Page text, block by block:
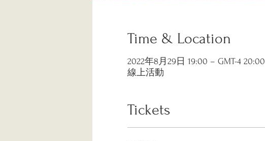
Time & Location
2022年8月29日 19:00 – GMT-4 20:00
線上活動
Tickets